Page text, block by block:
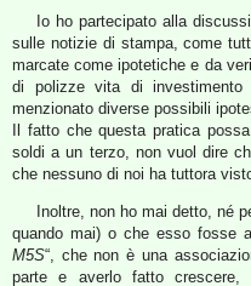
Io ho partecipato alla
sulle notizie di stampa, come
marcate come ipotetiche e da
di polizze vita di
menzionato diverse possibili
Il fatto che questa pratica
soldi a un terzo, non vuol dire
che nessuno di noi ha tuttora
Inoltre, non ho mai detto, né
quando mai) o che esso fosse
M5S“, che non è una
parte e averlo fatto